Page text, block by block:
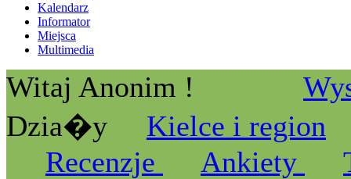
Kalendarz
Informator
Miejsca
Multimedia
Witaj Anonim !
Dzia�y
Kielce i region
Recenzje
Ankiety